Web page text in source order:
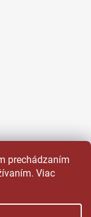
prechádzaním
Viac